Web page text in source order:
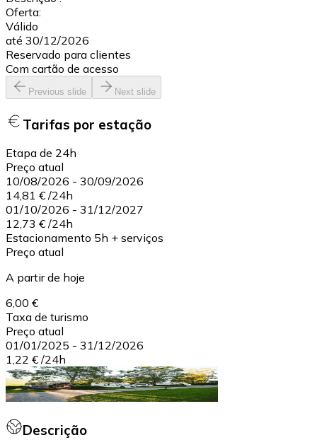
Oferta:
Válido
até 30/12/2026
Reservado para clientes
Com cartão de acesso
Previous slide Next slide
Tarifas por estação
Etapa de 24h
Preço atual
10/08/2026 - 30/09/2026
14,81 € /24h
01/10/2026 - 31/12/2027
12,73 € /24h
Estacionamento 5h + serviços
Preço atual
A partir de hoje
6,00 €
Taxa de turismo
Preço atual
01/01/2025 - 31/12/2026
1,22 € /24h
Descrição